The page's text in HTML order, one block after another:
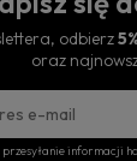
odbierz
oraz
informacji